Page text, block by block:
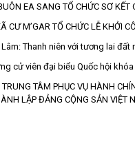
EA SANG TỔ CHỨC SƠ
CƯ M’GAR TỔ CHỨC LỄ KHỞI
Thanh niên với tương lai đất
cử viên đại biểu Quốc hội
TÂM PHỤC VỤ HÀNH
LẬP ĐẢNG CỘNG SẢN VIỆT